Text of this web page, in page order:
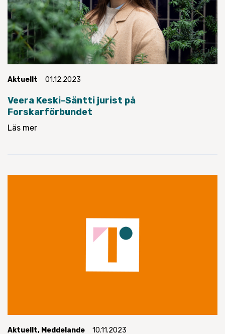
Aktuellt 01.12.2023
Veera Keski-Säntti jurist på
Forskarförbundet
Läs mer
Aktuellt, Meddelande 10.11.2023